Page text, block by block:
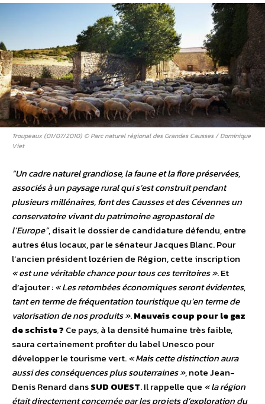
Troupeaux (01/07/2010) © Parc naturel régional des Grandes Causses / Dominique
Viet
“Un cadre naturel grandiose, la faune et la flore préservées,
associés à un paysage rural qui s’est construit pendant
plusieurs millénaires, font des Causses et des Cévennes un
conservatoire vivant du patrimoine agropastoral de
l’Europe”, disait le dossier de candidature défendu, entre
autres élus locaux, par le sénateur Jacques Blanc. Pour
l’ancien président lozérien de Région, cette inscription
« est une véritable chance pour tous ces territoires ». Et
d’ajouter :« Les retombées économiques seront évidentes,
tant en terme de fréquentation touristique qu’en terme de
valorisation de nos produits ».Mauvais coup pour le gaz
de schiste ? Ce pays, à la densité humaine très faible,
saura certainement profiter du label Unesco pour
développer le tourisme vert.« Mais cette distinction aura
aussi des conséquences plus souterraines », note Jean-
Denis Renard dansSUD OUEST. Il rappelle que « la région
était directement concernée par les projets d’exploration du